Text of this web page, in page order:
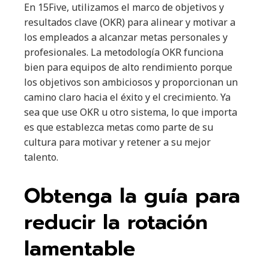
En 15Five, utilizamos el marco de objetivos y
resultados clave (OKR) para alinear y motivar a
los empleados a alcanzar metas personales y
profesionales. La metodología OKR funciona
bien para equipos de alto rendimiento porque
los objetivos son ambiciosos y proporcionan un
camino claro hacia el éxito y el crecimiento. Ya
sea que use OKR u otro sistema, lo que importa
es que establezca metas como parte de su
cultura para motivar y retener a su mejor
talento.
Obtenga la guía para
reducir la rotación
lamentable